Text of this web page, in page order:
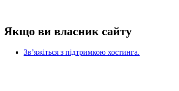
Якщо ви власник сайту
Зв’яжіться з підтримкою хостинга.